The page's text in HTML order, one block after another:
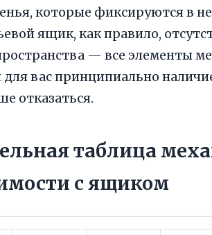
которые фиксируются в
ящик, как правило,
— все элементы
для вас принципиально
отказаться.
таблица
с ящиком